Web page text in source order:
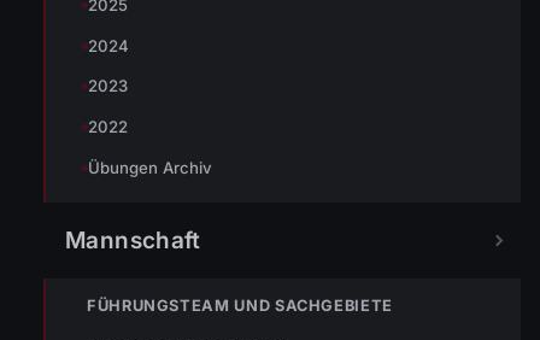
2025
2024
2023
2022
Übungen Archiv
Mannschaft
FÜHRUNGSTEAM UND SACHGEBIETE